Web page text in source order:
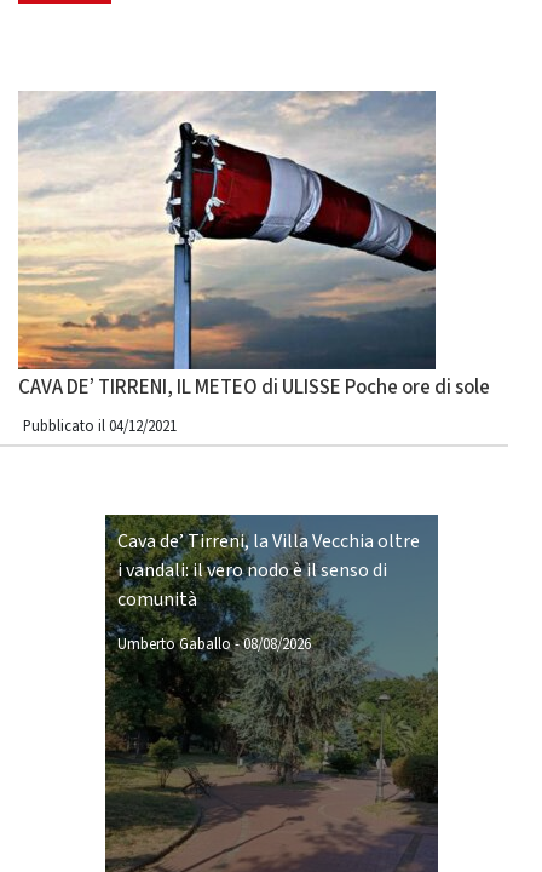
CAVA DE’ TIRRENI, IL METEO di ULISSE Poche ore di sole
Pubblicato il 04/12/2021
Cava de’ Tirreni, la Villa Vecchia oltre
i vandali: il vero nodo è il senso di
comunità
Umberto Gaballo-08/08/2026